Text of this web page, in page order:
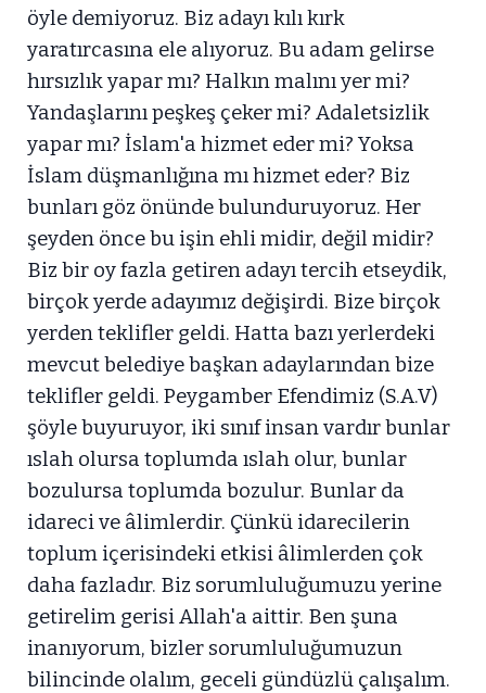
öyle demiyoruz. Biz adayı kılı kırk
yaratırcasına ele alıyoruz. Bu adam gelirse
hırsızlık yapar mı? Halkın malını yer mi?
Yandaşlarını peşkeş çeker mi? Adaletsizlik
yapar mı? İslam'a hizmet eder mi? Yoksa
İslam düşmanlığına mı hizmet eder? Biz
bunları göz önünde bulunduruyoruz. Her
şeyden önce bu işin ehli midir, değil midir?
Biz bir oy fazla getiren adayı tercih etseydik,
birçok yerde adayımız değişirdi. Bize birçok
yerden teklifler geldi. Hatta bazı yerlerdeki
mevcut belediye başkan adaylarından bize
teklifler geldi. Peygamber Efendimiz (S.A.V)
şöyle buyuruyor, iki sınıf insan vardır bunlar
ıslah olursa toplumda ıslah olur, bunlar
bozulursa toplumda bozulur. Bunlar da
idareci ve âlimlerdir. Çünkü idarecilerin
toplum içerisindeki etkisi âlimlerden çok
daha fazladır. Biz sorumluluğumuzu yerine
getirelim gerisi Allah'a aittir. Ben şuna
inanıyorum, bizler sorumluluğumuzun
bilincinde olalım, geceli gündüzlü çalışalım.